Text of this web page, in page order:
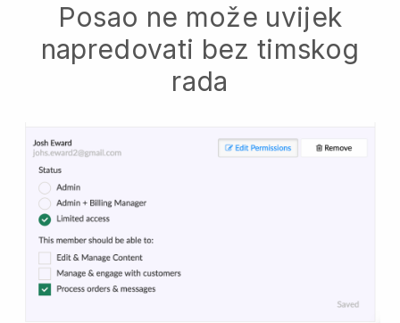
Posao ne može uvijek
napredovati bez timskog
rada